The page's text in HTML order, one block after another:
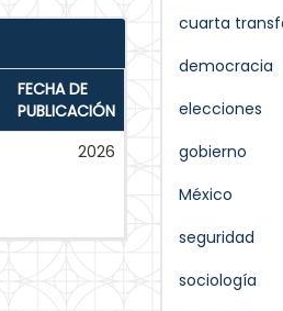
FECHA DE
PUBLICACIÓN
2026
cuarta
democracia
elecciones
gobierno
México
seguridad
sociología